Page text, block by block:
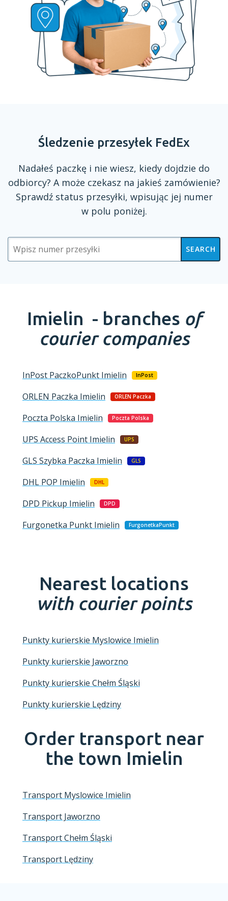
Śledzenie przesyłek FedEx
Nadałeś paczkę i nie wiesz, kiedy dojdzie do
odbiorcy? A może czekasz na jakieś zamówienie?
Sprawdź status przesyłki, wpisując jej numer
w polu poniżej.
SEARCH
Imielin - branches of
courier companies
InPost PaczkoPunkt Imielin InPost
ORLEN Paczka Imielin ORLEN Paczka
Poczta Polska Imielin Poczta Polska
UPS Access Point Imielin UPS
GLS Szybka Paczka Imielin GLS
DHL POP Imielin DHL
DPD Pickup Imielin DPD
Furgonetka Punkt Imielin FurgonetkaPunkt
Nearest locations
with courier points
Punkty kurierskie Myslowice Imielin
Punkty kurierskie Jaworzno
Punkty kurierskie Chełm Śląski
Punkty kurierskie Lędziny
Order transport near
the town Imielin
Transport Myslowice Imielin
Transport Jaworzno
Transport Chełm Śląski
Transport Lędziny